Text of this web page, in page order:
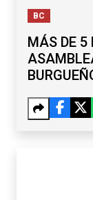
BC
MÁS DE 5